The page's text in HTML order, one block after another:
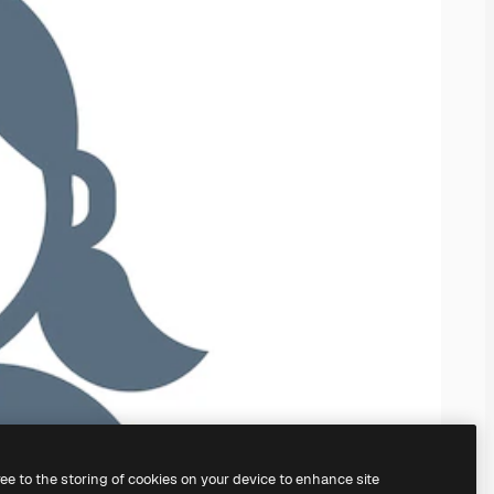
to the storing of cookies on your device to enhance site